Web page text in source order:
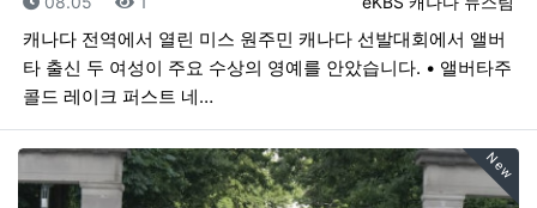
캐나다 전역에서 열린 미스 원주민 캐나다 선발대회에서 앨버
타 출신 두 여성이 주요 수상의 영예를 안았습니다. • 앨버타주
콜드 레이크 퍼스트 네…
New